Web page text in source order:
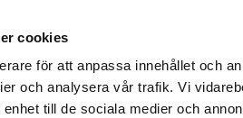
cookies
för att anpassa innehållet och
och analysera vår trafik. Vi
till de sociala medier och